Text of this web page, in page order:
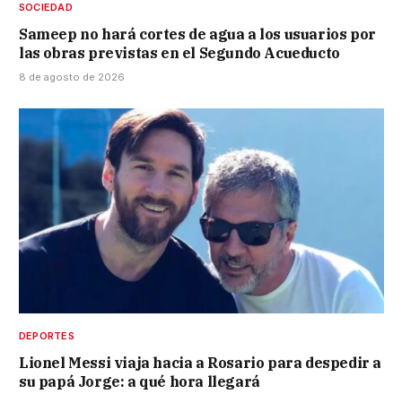
SOCIEDAD
Sameep no hará cortes de agua a los usuarios por
las obras previstas en el Segundo Acueducto
8 de agosto de 2026
DEPORTES
Lionel Messi viaja hacia a Rosario para despedir a
su papá Jorge: a qué hora llegará